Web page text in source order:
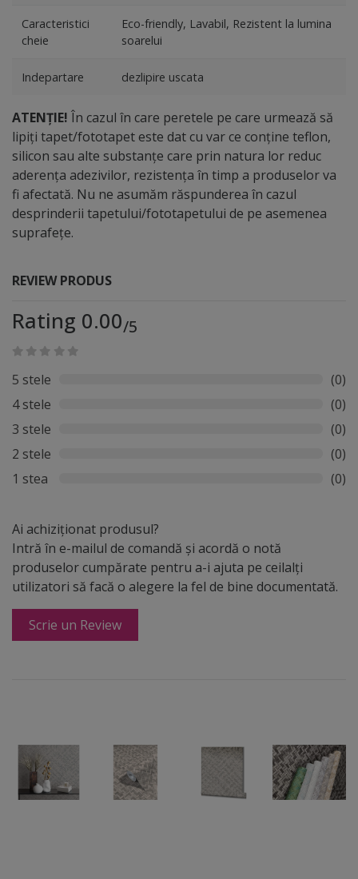
Caracteristici
cheie
Eco-friendly, Lavabil, Rezistent la lumina
soarelui
Indepartare dezlipire uscata
ATENȚIE! În cazul în care peretele pe care urmează să
lipiți tapet/fototapet este dat cu var ce conține teflon,
silicon sau alte substanțe care prin natura lor reduc
aderența adezivilor, rezistența în timp a produselor va
fi afectată. Nu ne asumăm răspunderea în cazul
desprinderii tapetului/fototapetului de pe asemenea
suprafețe.
REVIEW PRODUS
Rating 0.00/5
5 stele
(0)
4 stele
(0)
3 stele
(0)
2 stele
(0)
1 stea
(0)
Ai achiziționat produsul?
Intră în e-mailul de comandă și acordă o notă
produselor cumpărate pentru a-i ajuta pe ceilalți
utilizatori să facă o alegere la fel de bine documentată.
Scrie un Review